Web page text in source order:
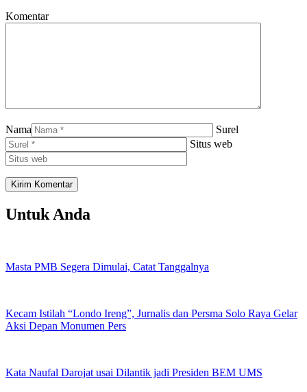
Komentar
Nama
Surel
Situs web
Untuk Anda
Masta PMB Segera Dimulai, Catat Tanggalnya
Kecam Istilah “Londo Ireng”, Jurnalis dan Persma Solo Raya Gelar
Aksi Depan Monumen Pers
Kata Naufal Darojat usai Dilantik jadi Presiden BEM UMS